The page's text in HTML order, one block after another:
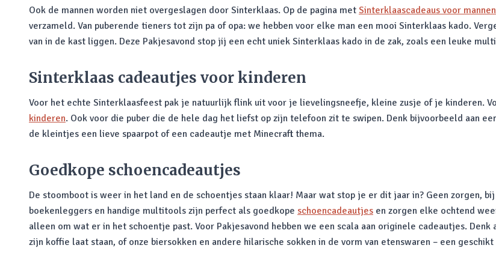
Ook de mannen worden niet overgeslagen door Sinterklaas. Op de pagina met Sinterklaascadeaus voor mannen
verzameld. Van puberende tieners tot zijn pa of opa: we hebben voor elke man een mooi Sinterklaas kado.
van in de kast liggen. Deze Pakjesavond stop jij een echt uniek Sinterklaas kado in de zak, zoals een leuke
Sinterklaas cadeautjes voor kinderen
Voor het echte Sinterklaasfeest pak je natuurlijk flink uit voor je lievelingsneefje, kleine zusje of je kinderen.
kinderen. Ook voor die puber die de hele dag het liefst op zijn telefoon zit te swipen. Denk bijvoorbeeld aan
de kleintjes een lieve spaarpot of een cadeautje met Minecraft thema.
Goedkope schoencadeautjes
De stoomboot is weer in het land en de schoentjes staan klaar! Maar wat stop je er dit jaar in? Geen zorgen,
boekenleggers en handige multitools zijn perfect als goedkope schoencadeautjes en zorgen elke ochtend
alleen om wat er in het schoentje past. Voor Pakjesavond hebben we een scala aan originele cadeautjes.
zijn koffie laat staan, of onze biersokken en andere hilarische sokken in de vorm van etenswaren – een